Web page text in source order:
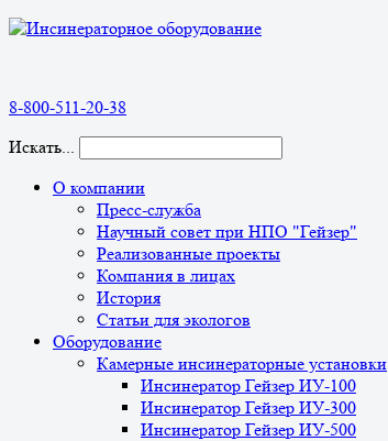
8-800-511-20-38
Искать...
О компании
Пресс-служба
Научный совет при НПО "Гейзер"
Реализованные проекты
Компания в лицах
История
Статьи для экологов
Оборудование
Камерные инсинераторные установки
Инсинератор Гейзер ИУ-100
Инсинератор Гейзер ИУ-300
Инсинератор Гейзер ИУ-500